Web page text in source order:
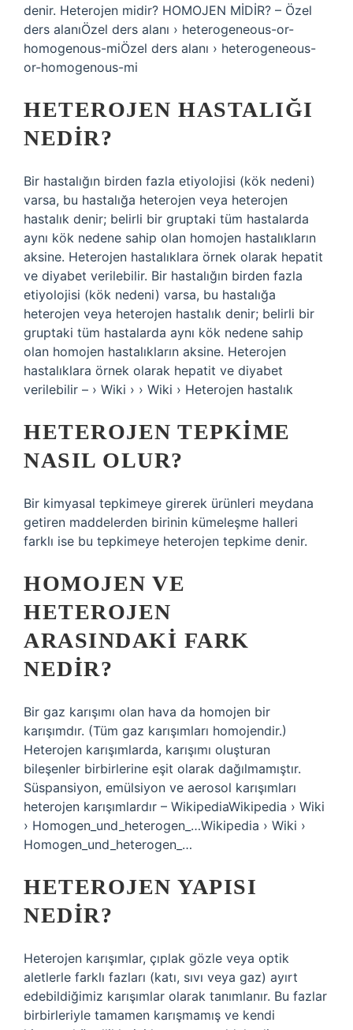
denir. Heterojen midir? HOMOJEN MİDİR? – Özel
ders alanıÖzel ders alanı › heterogeneous-or-
homogenous-miÖzel ders alanı › heterogeneous-
or-homogenous-mi
HETEROJEN HASTALIĞI
NEDIR?
Bir hastalığın birden fazla etiyolojisi (kök nedeni)
varsa, bu hastalığa heterojen veya heterojen
hastalık denir; belirli bir gruptaki tüm hastalarda
aynı kök nedene sahip olan homojen hastalıkların
aksine. Heterojen hastalıklara örnek olarak hepatit
ve diyabet verilebilir. Bir hastalığın birden fazla
etiyolojisi (kök nedeni) varsa, bu hastalığa
heterojen veya heterojen hastalık denir; belirli bir
gruptaki tüm hastalarda aynı kök nedene sahip
olan homojen hastalıkların aksine. Heterojen
hastalıklara örnek olarak hepatit ve diyabet
verilebilir – › Wiki › › Wiki › Heterojen hastalık
HETEROJEN TEPKIME
NASIL OLUR?
Bir kimyasal tepkimeye girerek ürünleri meydana
getiren maddelerden birinin kümeleşme halleri
farklı ise bu tepkimeye heterojen tepkime denir.
HOMOJEN VE
HETEROJEN
ARASINDAKI FARK
NEDIR?
Bir gaz karışımı olan hava da homojen bir
karışımdır. (Tüm gaz karışımları homojendir.)
Heterojen karışımlarda, karışımı oluşturan
bileşenler birbirlerine eşit olarak dağılmamıştır.
Süspansiyon, emülsiyon ve aerosol karışımları
heterojen karışımlardır – WikipediaWikipedia › Wiki
› Homogen_und_heterogen_…Wikipedia › Wiki ›
Homogen_und_heterogen_…
HETEROJEN YAPISI
NEDIR?
Heterojen karışımlar, çıplak gözle veya optik
aletlerle farklı fazları (katı, sıvı veya gaz) ayırt
edebildiğimiz karışımlar olarak tanımlanır. Bu fazlar
birbirleriyle tamamen karışmamış ve kendi